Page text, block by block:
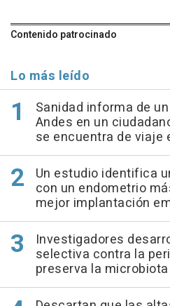
Contenido patrocinado
Lo más leído
Sanidad informa de
Andes en un
se encuentra de viaje
Un estudio identifica
con un endometrio
mejor implantación
Investigadores
selectiva contra la
preserva la